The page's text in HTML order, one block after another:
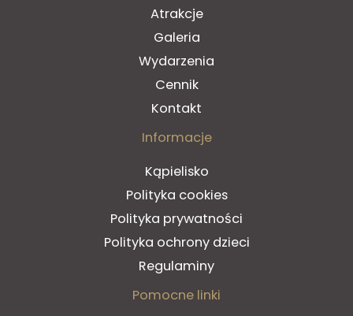
Atrakcje
Galeria
Wydarzenia
Cennik
Kontakt
Informacje
Kąpielisko
Polityka cookies
Polityka prywatności
Polityka ochrony dzieci
Regulaminy
Pomocne linki